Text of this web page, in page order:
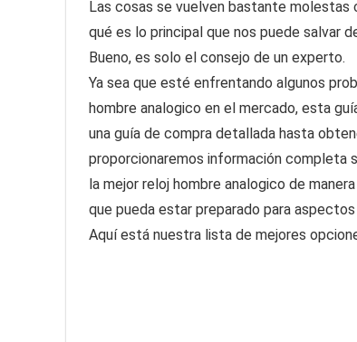
Las cosas se vuelven bastante molestas
qué es lo principal que nos puede salvar
Bueno, es solo el consejo de un experto.
Ya sea que esté enfrentando algunos
hombre analogico en el mercado, esta
una guía de compra detallada hasta
proporcionaremos información completa
la mejor reloj hombre analogico de
que pueda estar preparado para
Aquí está nuestra lista de mejores